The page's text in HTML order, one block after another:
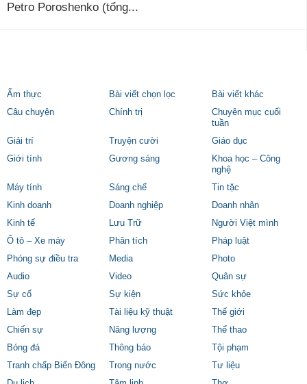
Petro Poroshenko (tổng...
Ẩm thực Bài viết chọn lọc
Bài viết khác
Câu chuyện
Chính trị
Chuyên mục cuối
tuần
Giải trí
Truyện cười
Giáo dục
Giới tính
Gương sáng
Khoa học – Công
nghệ
Máy tính
Sáng chế
Tin tặc
Kinh doanh
Doanh nghiệp
Doanh nhân
Kinh tế
Lưu Trữ
Người Việt mình
Ô tô – Xe máy
Phân tích
Pháp luật
Phóng sự điều tra
Media
Photo
Audio
Video
Quân sự
Sự cố
Sự kiện
Sức khỏe
Làm đẹp
Tài liệu kỹ thuật
Thế giới
Chiến sự
Năng lượng
Thể thao
Bóng đá
Thông báo
Tội phạm
Tranh chấp Biển Đông
Trong nước
Tư liệu